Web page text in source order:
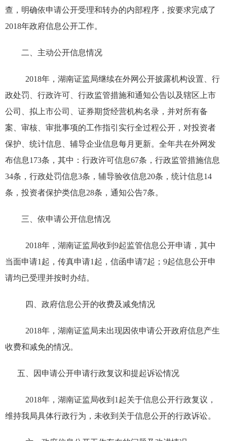
查，明确依申请公开受理和转办的内部程序，按要求完成了
2018年政府信息公开工作。
二、主动公开信息情况
2018年，湖南证监局继续在外网公开披露机构设置、行
政处罚、行政许可、行政监管措施和通知公告以及辖区上市
公司、拟上市公司、证券期货经营机构名录，并对所有备
案、审核、审批事项的工作指引实行全过程公开，对投资者
保护、统计信息、辅导企业信息每月更新。全年共在外网发
布信息173条，其中：行政许可信息67条，行政监管措施信息
34条，行政处罚信息3条，辅导验收信息20条，统计信息14
条，投资者保护类信息28条，通知公告7条。
三、依申请公开信息情况
2018年，湖南证监局收到9起监管信息公开申请，其中
当面申请1起，传真申请1起，信函申请7起；9起信息公开申
请均已受理并按时办结。
四、政府信息公开的收费及减免情况
2018年，湖南证监局未出现因依申请公开政府信息产生
收费和减免的情况。
五、因申请公开申请行政复议和提起诉讼情况
2018年，湖南证监局收到1起关于信息公开行政复议，
维持我局具体行政行为，未收到关于信息公开的行政诉讼。